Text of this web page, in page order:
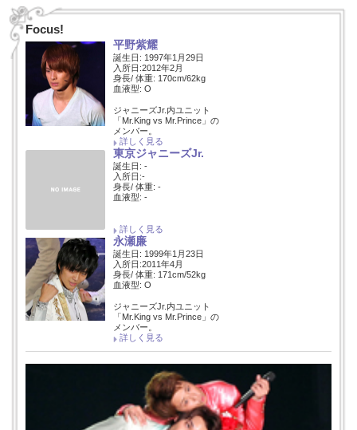
Focus!
平野紫耀
誕生日: 1997年1月29日
入所日:2012年2月
身長/ 体重: 170cm/62kg
血液型: O
ジャニーズJr.内ユニット
「Mr.King vs Mr.Prince」の
メンバー。
詳しく見る
東京ジャニーズJr.
誕生日: -
入所日:-
身長/ 体重: -
血液型: -
詳しく見る
永瀬廉
誕生日: 1999年1月23日
入所日:2011年4月
身長/ 体重: 171cm/52kg
血液型: O
ジャニーズJr.内ユニット
「Mr.King vs Mr.Prince」の
メンバー。
詳しく見る